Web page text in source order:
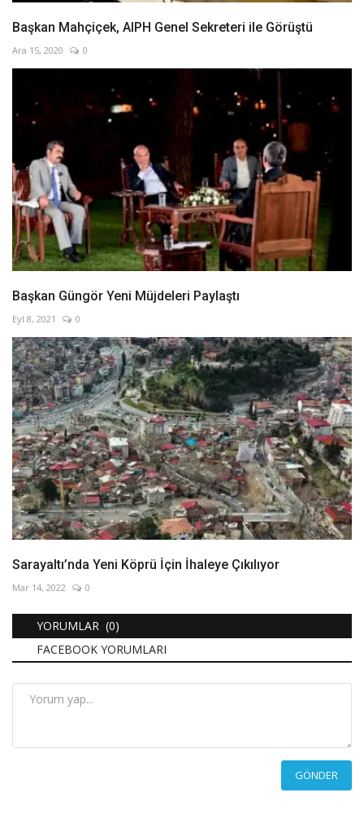
Başkan Mahçiçek, AIPH Genel Sekreteri ile Görüştü
Ara 15, 2020 0
Başkan Güngör Yeni Müjdeleri Paylaştı
Eyl 8, 2021 0
Sarayaltı’nda Yeni Köprü İçin İhaleye Çıkılıyor
Mar 14, 2022 0
YORUMLAR (0)
FACEBOOK YORUMLARI
GÖNDER